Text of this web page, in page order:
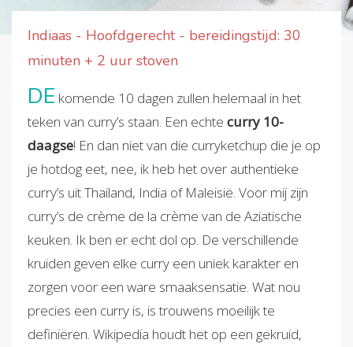
Indiaas - Hoofdgerecht - bereidingstijd: 30
minuten + 2 uur stoven
DE komende 10 dagen zullen helemaal in het
teken van curry’s staan. Een echte curry 10-
daagse! En dan niet van die curryketchup die je op
je hotdog eet, nee, ik heb het over authentieke
curry’s uit Thailand, India of Maleisië. Voor mij zijn
curry’s de crème de la crème van de Aziatische
keuken. Ik ben er echt dol op. De verschillende
kruiden geven elke curry een uniek karakter en
zorgen voor een ware smaaksensatie. Wat nou
precies een curry is, is trouwens moeilijk te
definiëren. Wikipedia houdt het op een gekruid,